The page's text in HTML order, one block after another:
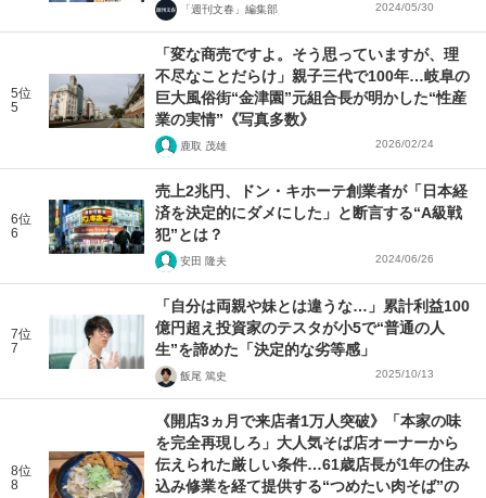
「週刊文春」編集部 2024/05/30
5位
5
「変な商売ですよ。そう思っていますが、理
不尽なことだらけ」親子三代で100年…岐阜の
巨大風俗街“金津園”元組合長が明かした“性産
業の実情”《写真多数》
鹿取 茂雄 2026/02/24
6位
6
売上2兆円、ドン・キホーテ創業者が「日本経
済を決定的にダメにした」と断言する“A級戦
犯”とは？
安田 隆夫 2024/06/26
7位
7
「自分は両親や妹とは違うな…」累計利益100
億円超え投資家のテスタが小5で“普通の人
生”を諦めた「決定的な劣等感」
飯尾 篤史 2025/10/13
8位
8
《開店3ヵ月で来店者1万人突破》「本家の味
を完全再現しろ」大人気そば店オーナーから
伝えられた厳しい条件…61歳店長が1年の住み
込み修業を経て提供する“つめたい肉そば”の